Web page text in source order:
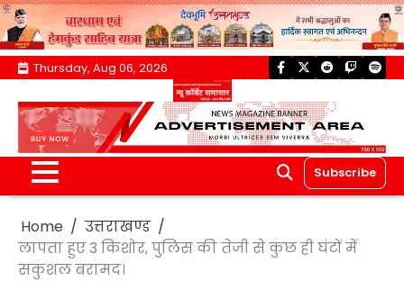
Skip
content
Thursday, Aug 06, 2026 facebook
twitterreddittwitch
Subscribe
Home
उत्तराखण्ड
लापता हुए 3 किशोर, पुलिस की तेजी से कुछ ही घंटों में
सकुशल बरामद।